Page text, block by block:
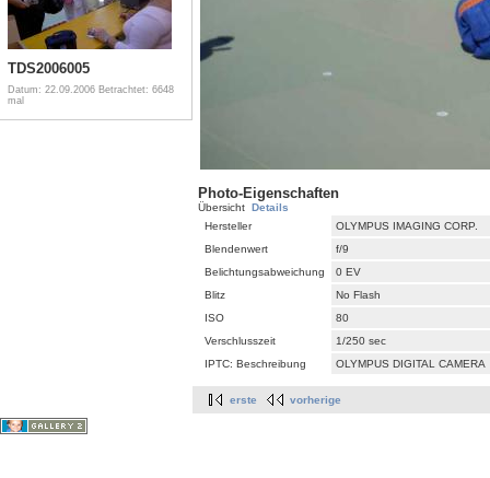
TDS2006005
Datum: 22.09.2006 Betrachtet: 6648
mal
Photo-Eigenschaften
Übersicht Details
Hersteller
OLYMPUS IMAGING CORP.
Blendenwert
f/9
Belichtungsabweichung
0 EV
Blitz
No Flash
ISO
80
Verschlusszeit
1/250 sec
IPTC: Beschreibung
OLYMPUS DIGITAL CAMERA
erste vorherige